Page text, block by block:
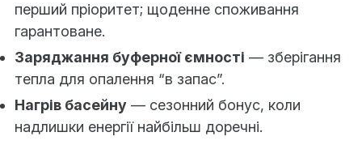
перший пріоритет; щоденне споживання
гарантоване.
Заряджання буферної ємності — зберігання
тепла для опалення “в запас”.
Нагрів басейну — сезонний бонус, коли
надлишки енергії найбільш доречні.